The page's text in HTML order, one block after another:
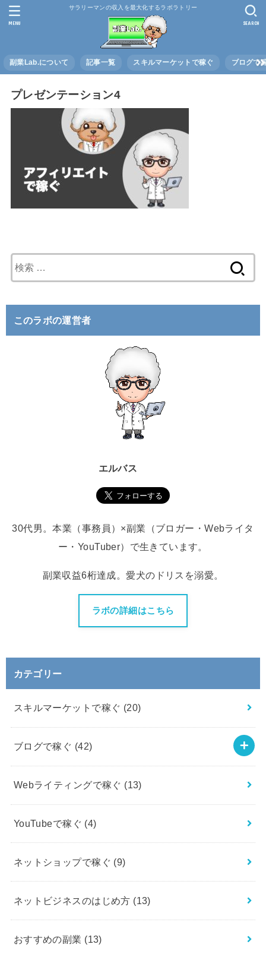
サラリーマンの収入を最大化するラボラトリー
副業Lab.について 記事一覧 スキルマーケットで稼ぐ ブログで
SEARCH
MENU
プレゼンテーション4
索
このラボの運営者
エルバス
30代男。本業（事務員）×副業（ブロガー・Webライタ
ー・YouTuber）で生きています。
副業収益6桁達成。愛犬のドリスを溺愛。
ラボの詳細はこちら
カテゴリー
スキルマーケットで稼ぐ (20)
ブログで稼ぐ (42)
Webライティングで稼ぐ (13)
YouTubeで稼ぐ (4)
ネットショップで稼ぐ (9)
ネットビジネスのはじめ方 (13)
おすすめの副業 (13)